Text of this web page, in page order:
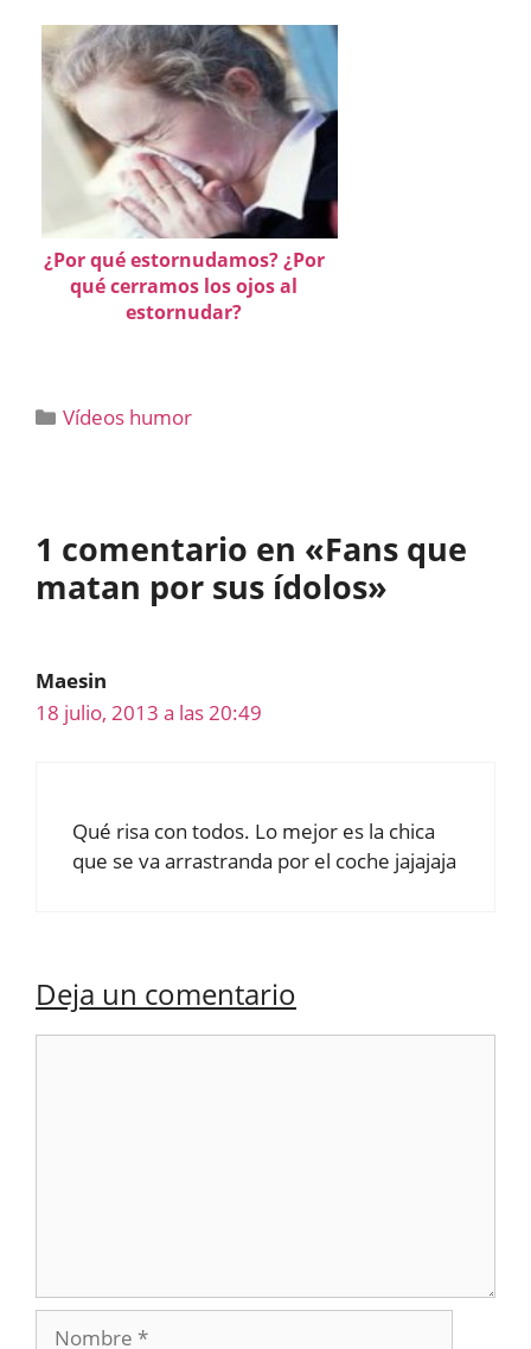
¿Por qué estornudamos? ¿Por
qué cerramos los ojos al
estornudar?
Categorías
Vídeos humor
1 comentario en «Fans que
matan por sus ídolos»
Maesin
18 julio, 2013 a las 20:49
Qué risa con todos. Lo mejor es la chica
que se va arrastranda por el coche jajajaja
Deja un comentario
Nombre